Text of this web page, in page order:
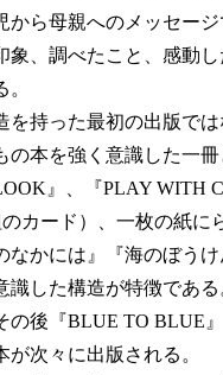
ら母親へのメッセー
、調べたこと、感動
を持った最初の出版で
本を強く意識した一
』、『PLAY WITH
カード）、一枚の紙
なかには』『海のぼう
識した構造が特徴であ
後『BLUE TO BLUE
次々に出版される。